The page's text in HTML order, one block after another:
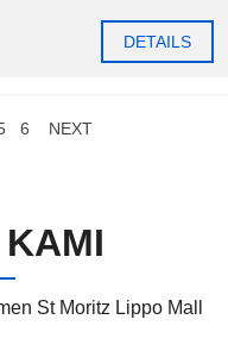
DETAILS
6 NEXT
St Moritz Lippo Mall